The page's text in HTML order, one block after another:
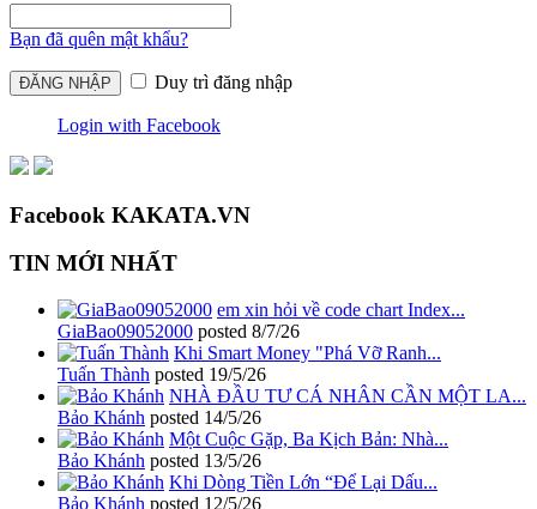
Bạn đã quên mật khẩu?
Duy trì đăng nhập
Login with Facebook
Facebook KAKATA.VN
TIN MỚI NHẤT
em xin hỏi về code chart Index...
GiaBao09052000 posted 8/7/26
Khi Smart Money "Phá Vỡ Ranh...
Tuấn Thành posted 19/5/26
NHÀ ĐẦU TƯ CÁ NHÂN CẦN MỘT LA...
Bảo Khánh posted 14/5/26
Một Cuộc Gặp, Ba Kịch Bản: Nhà...
Bảo Khánh posted 13/5/26
Khi Dòng Tiền Lớn “Để Lại Dấu...
Bảo Khánh posted 12/5/26